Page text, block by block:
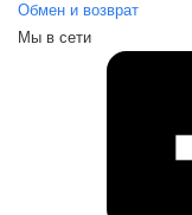
Обмен и возврат
Мы в сети